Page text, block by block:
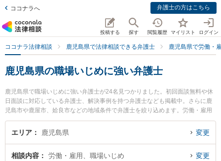
ココナラへ 弁護士の方はこちら
投稿する 探す 閲覧履歴 マイリスト ログイン
ココナラ法律相談 鹿児島県で法律相談できる弁護士 鹿児島県で労働・
鹿児島県の職場いじめに強い弁護士
鹿児島県で職場いじめに強い弁護士が24名見つかりました。初回面談無料や休
日面談に対応している弁護士、解決事例を持つ弁護士なども掲載中。さらに鹿
児島市や鹿屋市、姶良市などの地域条件で弁護士を絞り込めます。労働・雇用
に関係する不当解雇や退職勧奨、内定取消等の細かな分野での絞り込み検索も
でき便利です。特に樋口法律事務所の樋口 翔馬弁護士や堂薗法律事務所の堂薗
じめのトラブルを今すぐに弁護士に相談したい』『職場いじめのトラブル解決
エリア 鹿児島県 変更
相談内容 労働・雇用、職場いじめ 変更